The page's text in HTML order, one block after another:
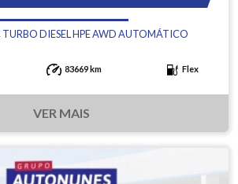
TURBO DIESEL HPE AWD AUTOMÁTICO
83669 km Flex
VER MAIS